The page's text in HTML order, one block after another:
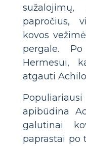
papročius,
kovos
pergale.
Hermesui,
atgauti
apibūdina
galutinai
paprastai po